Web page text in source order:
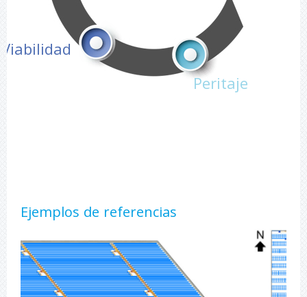
Peritaje
Viabilidad
Ejemplos de referencias